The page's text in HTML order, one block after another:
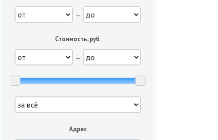
—
Стоимость, руб.
—
Адрес